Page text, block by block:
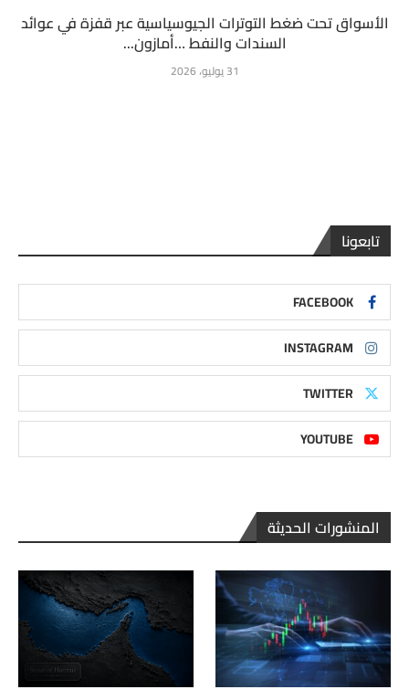
الأسواق تحت ضغط التوترات الجيوسياسية عبر قفزة في عوائد
السندات والنفط …أمازون...
31 يوليو، 2026
تابعونا
FACEBOOK
INSTAGRAM
TWITTER
YOUTUBE
المنشورات الحديثة